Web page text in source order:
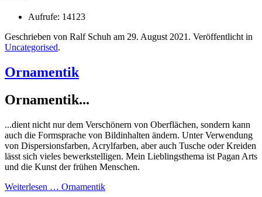
Aufrufe: 14123
Geschrieben von Ralf Schuh am 29. August 2021 . Veröffentlicht in
Uncategorised.
Ornamentik
Ornamentik...
...dient nicht nur dem Verschönern von Oberflächen, sondern kann
auch die Formsprache von Bildinhalten ändern. Unter Verwendung
von Dispersionsfarben, Acrylfarben, aber auch Tusche oder Kreiden
lässt sich vieles bewerkstelligen. Mein Lieblingsthema ist Pagan Arts
und die Kunst der frühen Menschen.
Weiterlesen … Ornamentik